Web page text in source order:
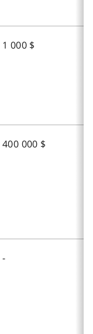
1 000 $
400 000 $
-